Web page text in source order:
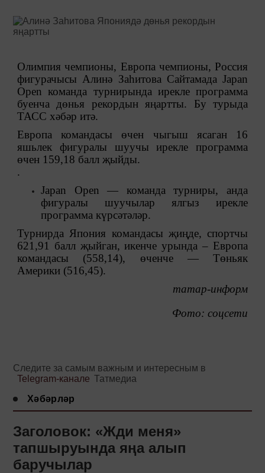
Олимпия чемпионы, Европа чемпионы, Россия
фигурачысы Алинә Заһитова Сайтамада Japan
Open команда турнирында ирекле программа
буенча дөнья рекордын яңартты. Бу турыда
ТАСС хәбәр итә.
Европа командасы өчен чыгыш ясаган 16
яшьлек фигуралы шуучы ирекле программа
өчен 159,18 балл җыйды.
.
Japan Open — команда турниры, анда
фигуралы шуучылар ялгыз ирекле
программа күрсәтәләр.
Турнирда Япония командасы җиңде, спортчы
621,91 балл җыйган, икенче урында – Европа
командасы (558,14), өченче — Төньяк
Америки (516,45).
татар-информ
Фото: соцсети
Следите за самым важным и интересным в
Telegram-канале Татмедиа
Хәбәрләр
Заголовок: «Жди меня»
тапшыруында яңа алып
баручылар